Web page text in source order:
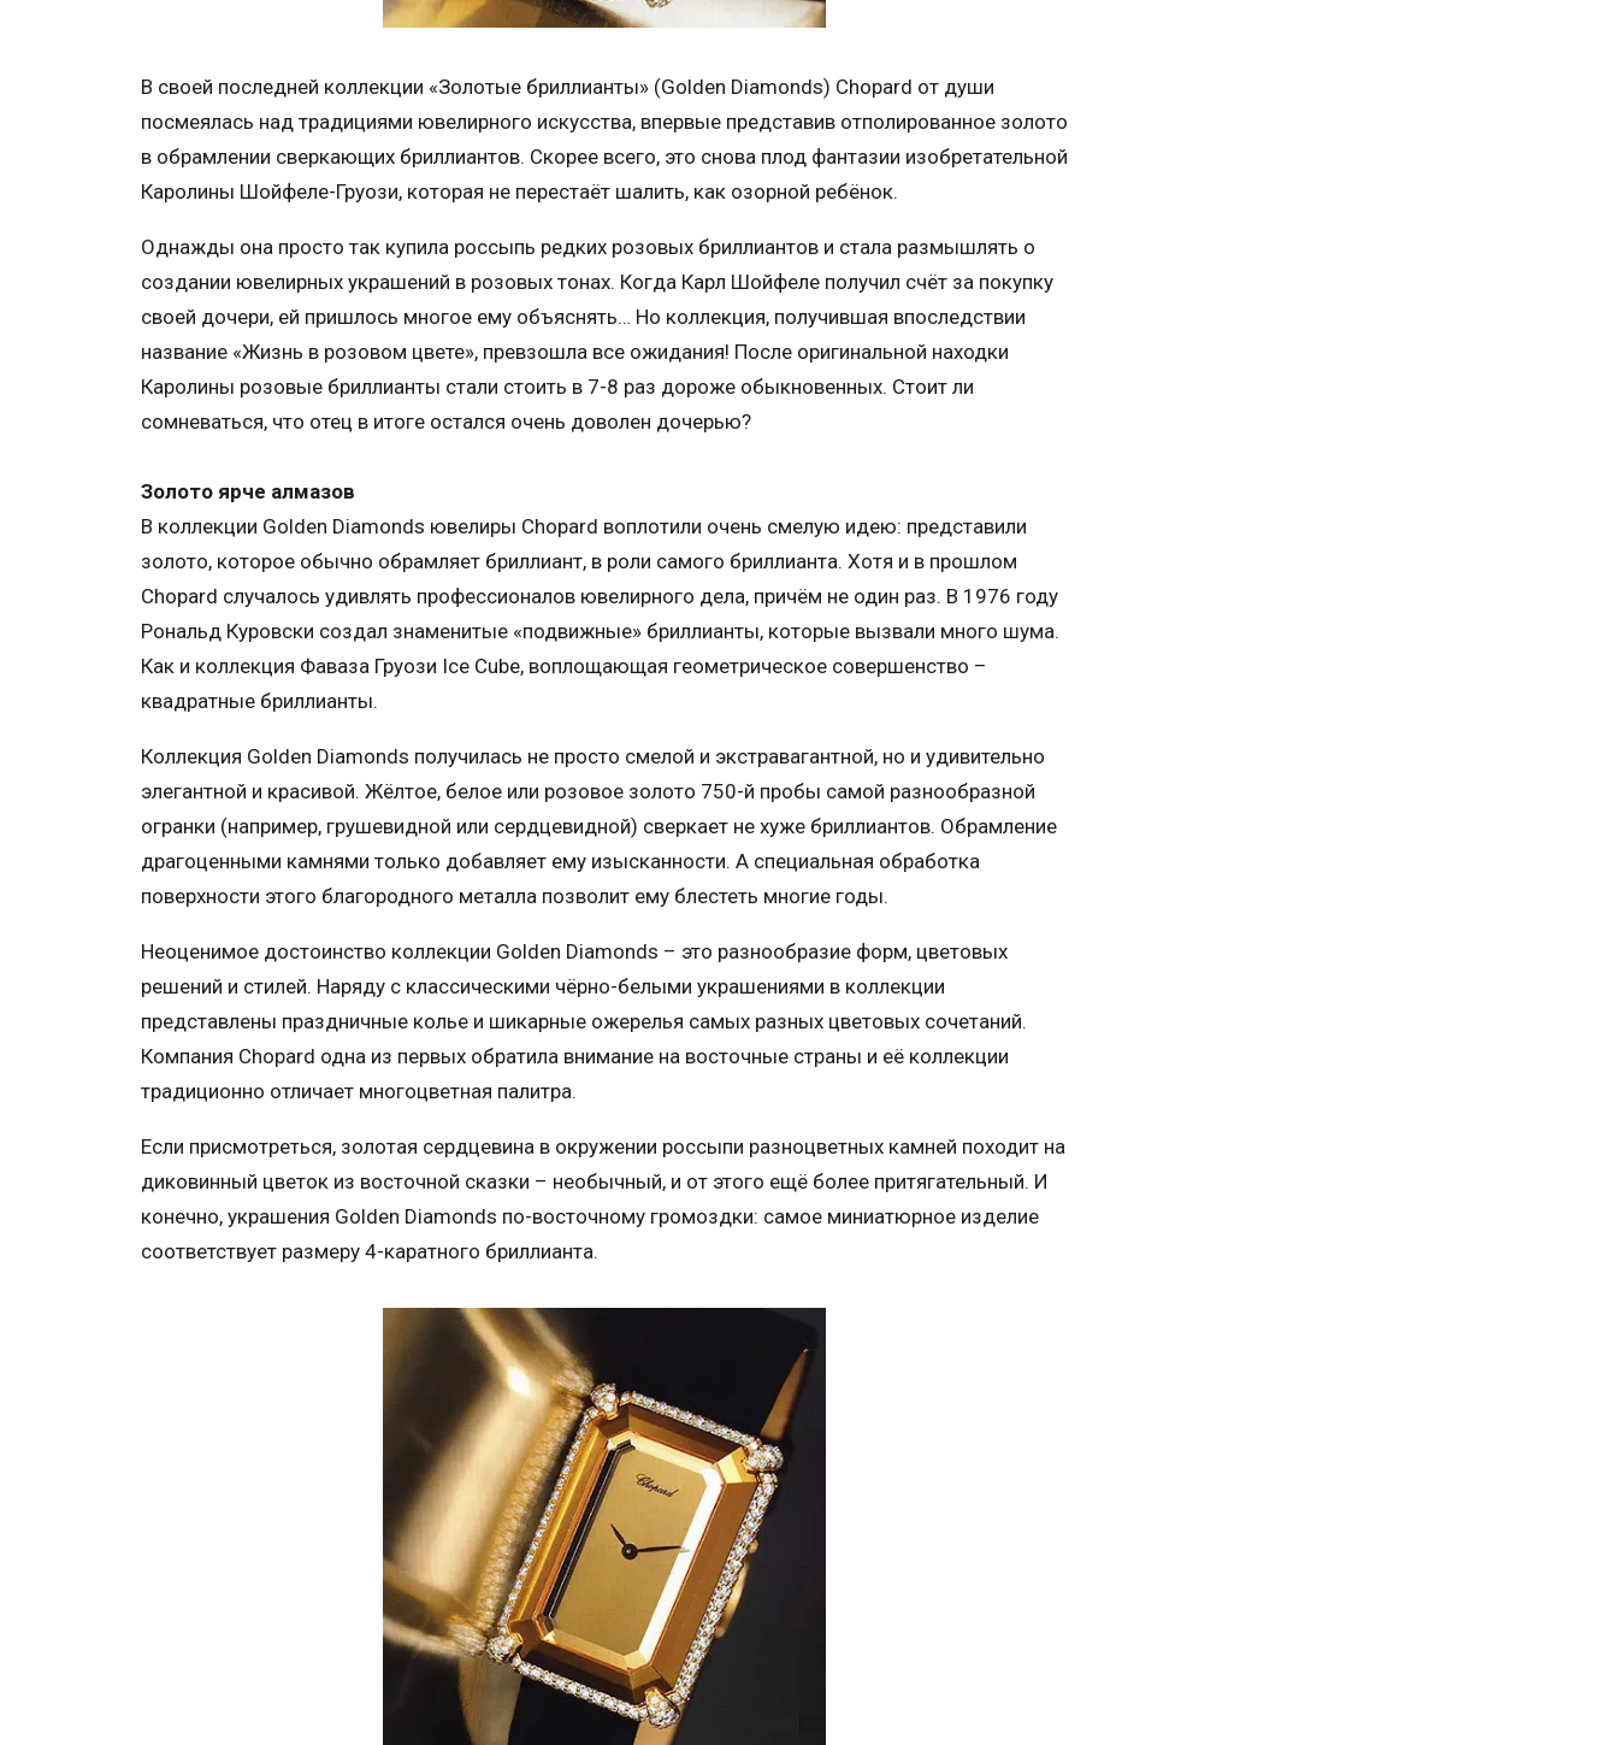
В своей последней коллекции «Золотые бриллианты» (Golden Diamonds) Chopard от души
посмеялась над традициями ювелирного искусства, впервые представив отполированное золото
в обрамлении сверкающих бриллиантов. Скорее всего, это снова плод фантазии изобретательной
Каролины Шойфеле-Груози, которая не перестаёт шалить, как озорной ребёнок.
Однажды она просто так купила россыпь редких розовых бриллиантов и стала размышлять о
создании ювелирных украшений в розовых тонах. Когда Карл Шойфеле получил счёт за покупку
своей дочери, ей пришлось многое ему объяснять… Но коллекция, получившая впоследствии
название «Жизнь в розовом цвете», превзошла все ожидания! После оригинальной находки
Каролины розовые бриллианты стали стоить в 7-8 раз дороже обыкновенных. Стоит ли
сомневаться, что отец в итоге остался очень доволен дочерью?
Золото ярче алмазов
В коллекции Golden Diamonds ювелиры Chopard воплотили очень смелую идею: представили
золото, которое обычно обрамляет бриллиант, в роли самого бриллианта. Хотя и в прошлом
Chopard случалось удивлять профессионалов ювелирного дела, причём не один раз. В 1976 году
Рональд Куровски создал знаменитые «подвижные» бриллианты, которые вызвали много шума.
Как и коллекция Фаваза Груози Ice Cube, воплощающая геометрическое совершенство –
квадратные бриллианты.
Коллекция Golden Diamonds получилась не просто смелой и экстравагантной, но и удивительно
элегантной и красивой. Жёлтое, белое или розовое золото 750-й пробы самой разнообразной
огранки (например, грушевидной или сердцевидной) сверкает не хуже бриллиантов. Обрамление
драгоценными камнями только добавляет ему изысканности. А специальная обработка
поверхности этого благородного металла позволит ему блестеть многие годы.
Неоценимое достоинство коллекции Golden Diamonds – это разнообразие форм, цветовых
решений и стилей. Наряду с классическими чёрно-белыми украшениями в коллекции
представлены праздничные колье и шикарные ожерелья самых разных цветовых сочетаний.
Компания Chopard одна из первых обратила внимание на восточные страны и её коллекции
традиционно отличает многоцветная палитра.
Если присмотреться, золотая сердцевина в окружении россыпи разноцветных камней походит на
диковинный цветок из восточной сказки – необычный, и от этого ещё более притягательный. И
конечно, украшения Golden Diamonds по-восточному громоздки: самое миниатюрное изделие
соответствует размеру 4-каратного бриллианта.